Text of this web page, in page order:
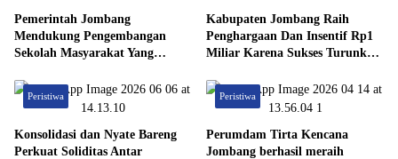
Pemerintah Jombang
Mendukung Pengembangan
Sekolah Masyarakat Yang
Hibahkan 6,3 Hektar Untuk
Sekolah Rakyat Terintegritas 1
Kabupaten Jombang Raih
Penghargaan Dan Insentif Rp1
Miliar Karena Sukses Turunkan
Peristiwa
Konsolidasi dan Nyate Bareng
Perkuat Soliditas Antar
Peristiwa
Perumdam Tirta Kencana
Jombang berhasil meraih